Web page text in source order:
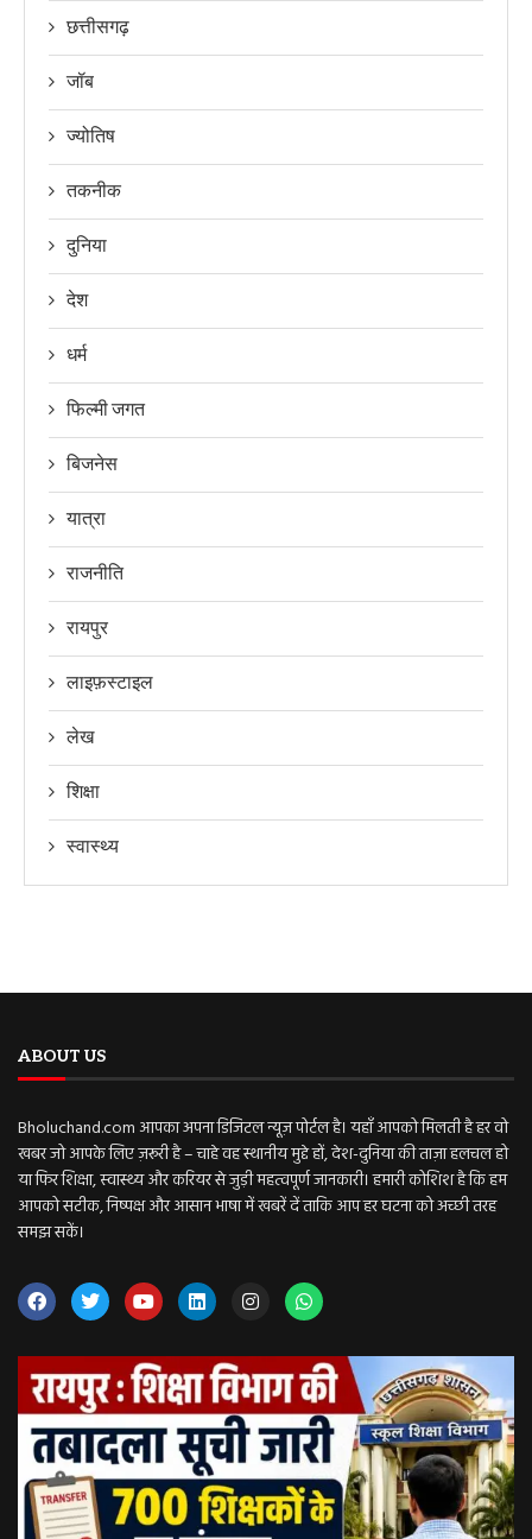
छत्तीसगढ़
जॉब
ज्योतिष
तकनीक
दुनिया
देश
धर्म
फिल्मी जगत
बिजनेस
यात्रा
राजनीति
रायपुर
लाइफ़स्टाइल
लेख
शिक्षा
स्वास्थ्य
ABOUT US
Bholuchand.com आपका अपना डिजिटल न्यूज़ पोर्टल है। यहाँ आपको मिलती है हर वो
खबर जो आपके लिए ज़रूरी है – चाहे वह स्थानीय मुद्दे हों, देश-दुनिया की ताज़ा हलचल हो
या फिर शिक्षा, स्वास्थ्य और करियर से जुड़ी महत्वपूर्ण जानकारी। हमारी कोशिश है कि हम
आपको सटीक, निष्पक्ष और आसान भाषा में खबरें दें ताकि आप हर घटना को अच्छी तरह
समझ सकें।